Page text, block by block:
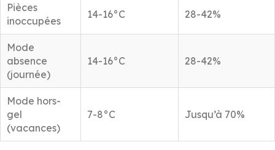
Pièces
inoccupées
14-16°C 28-42%
Mode
absence
(journée)
14-16°C 28-42%
Mode hors-
gel
(vacances)
7-8°C Jusqu’à 70%